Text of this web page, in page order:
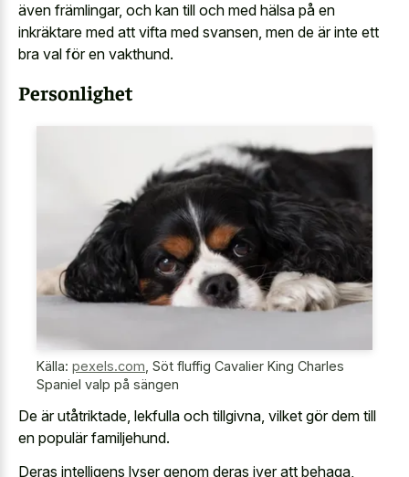
även främlingar, och kan till och med hälsa på en
inkräktare med att vifta med svansen, men de är inte ett
bra val för en vakthund.
Personlighet
Källa: pexels.com Söt fluffig Cavalier King Charles
Spaniel valp på sängen
De är utåtriktade, lekfulla och tillgivna, vilket gör dem till
en populär familjehund.
Deras intelligens lyser genom deras iver att behaga,